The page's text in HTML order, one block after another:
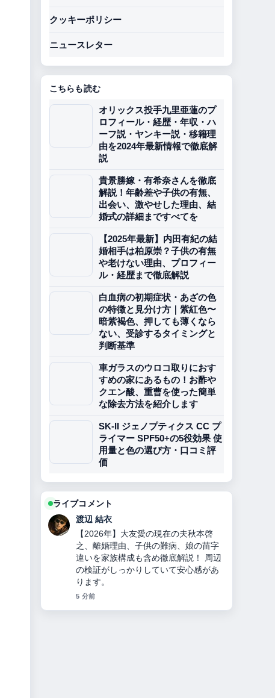
クッキーポリシー
ニュースレター
こちらも読む
オリックス投手九里亜蓮のプ
ロフィール・経歴・年収・ハ
ーフ説・ヤンキー説・移籍理
由を2024年最新情報で徹底解
説
貴景勝嫁・有希奈さんを徹底
解説！年齢差や子供の有無、
出会い、激やせした理由、結
婚式の詳細まですべてを
【2025年最新】内田有紀の結
婚相手は柏原崇？子供の有無
や老けない理由、プロフィー
ル・経歴まで徹底解説
白血病の初期症状・あざの色
の特徴と見分け方｜紫紅色〜
暗紫褐色、押しても薄くなら
ない、受診するタイミングと
判断基準
車ガラスのウロコ取りにおす
すめの家にあるもの！お酢や
クエン酸、重曹を使った簡単
な除去方法を紹介します
SK-II ジェノプティクス CC プ
ライマー SPF50+の5役効果 使
用量と色の選び方・口コミ評
価
ライブコメント
渡辺 結衣
【2026年】大友愛の現在の夫秋本啓
之、離婚理由、子供の難病、娘の苗字
違いを家族構成も含め徹底解説！ 周辺
の検証がしっかりしていて安心感があ
ります。
5 分前